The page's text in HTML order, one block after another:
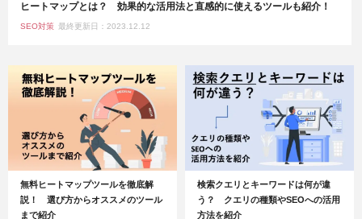
ヒートマップとは？ 効果的な活用法と直感的に使えるツールも紹介！
SEO対策 最終更新日：2023.12.12
無料ヒートマップツールを徹底解
説！ 選び方からオススメのツール
まで紹介
検索クエリとキーワードは何が違
う？ クエリの種類やSEOへの活用
方法を紹介